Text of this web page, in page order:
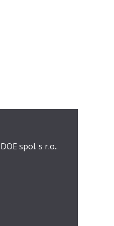
DOE spol. s r.o..